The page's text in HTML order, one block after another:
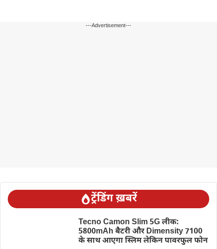
---Advertisement---
ट्रेंडिंग ख़बरें
Tecno Camon Slim 5G लीक:
5800mAh बैटरी और Dimensity 7100
के साथ आएगा स्लिम लेकिन पावरफुल फोन